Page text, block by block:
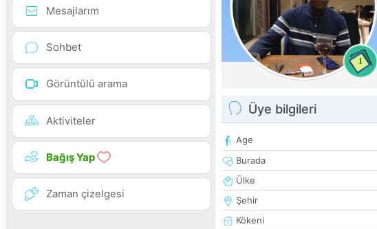
Mesajlarım
Sohbet
Görüntülü arama
Aktiviteler
Bağış Yap
Zaman çizelgesi
1
Üye bilgileri
Age
Burada
Ülke
Şehir
Kökeni